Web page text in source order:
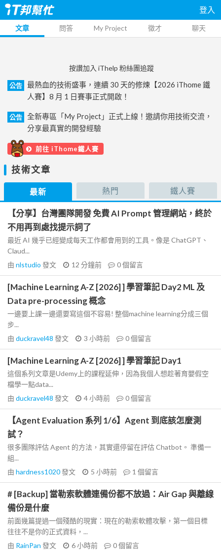
登入
文章 問答 My Project 徵才 聊天
按讚加入 iThelp 粉絲團追蹤
公告
最熱血的技術盛事，連續 30 天的修煉【2026 iThome 鐵
人賽】8 月 1 日賽事正式開啟！
公告
全新專區「My Project」正式上線！邀請你用技術交流，
分享最真實的開發經驗
前往 iThome鐵人賽
技術文章
最新 熱門 鐵人賽
【分享】台灣團隊開發 免費 AI Prompt 管理網站，終於
不用再到處找提示詞了
最近 AI 幾乎已經變成每天工作都會用到的工具。像是 ChatGPT、
Claud...
由 nlstudio 發文 12 分鐘前 0個留言
[Machine Learning A-Z [2026] ] 學習筆記 Day2 ML 及
Data pre-processing 概念
一邊要上課一邊還要寫這個不容易! 整個machine learning分成三個
步...
由 duckravel48 發文 3 小時前 0個留言
[Machine Learning A-Z [2026] ] 學習筆記 Day1
這個系列文章是Udemy上的課程延伸，因為我個人想趁著育嬰假空
檔學一點data...
由 duckravel48 發文 4 小時前 0個留言
【Agent Evaluation 系列 1/6】Agent 到底該怎麼測
試？
很多團隊評估 Agent 的方法，其實還停留在評估 Chatbot。 準備一
組...
由 hardness1020發文 5 小時前 1 個留言
# [Backup] 當勒索軟體連備份都不放過：Air Gap 與離線
備份是什麼
前面幾篇提過一個殘酷的現實：現在的勒索軟體攻擊，第一個目標
往往不是你的正式資料，...
由 RainPan 發文 6 小時前 0個留言